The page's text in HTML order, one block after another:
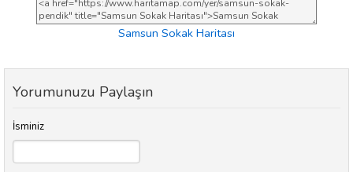
Samsun Sokak Haritası
Yorumunuzu Paylaşın
İsminiz